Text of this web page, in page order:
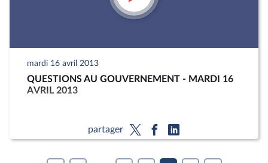
mardi 16 avril 2013
QUESTIONS AU GOUVERNEMENT - MARDI 16
AVRIL 2013
partager